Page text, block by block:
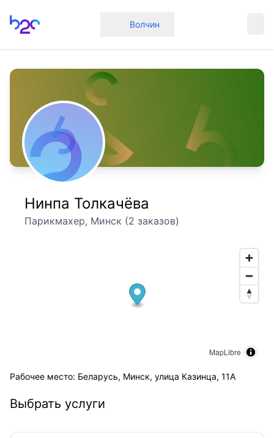
Главная Волчин
Нинпа Толкачёва
Парикмахер, Минск (2 заказов)
MapLibre
Рабочее место: Беларусь, Минск, улица Казинца, 11А
Выбрать услуги